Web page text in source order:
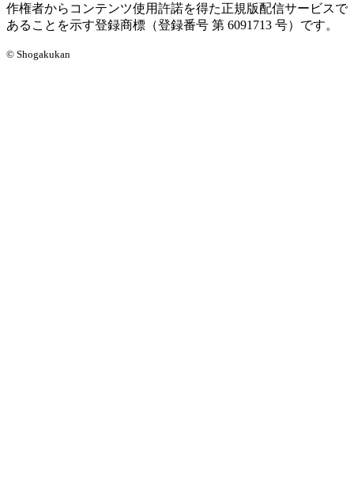
作権者からコンテンツ使用許諾を得た正規版配信サービスで
あることを示す登録商標（登録番号 第 6091713 号）です。
© Shogakukan